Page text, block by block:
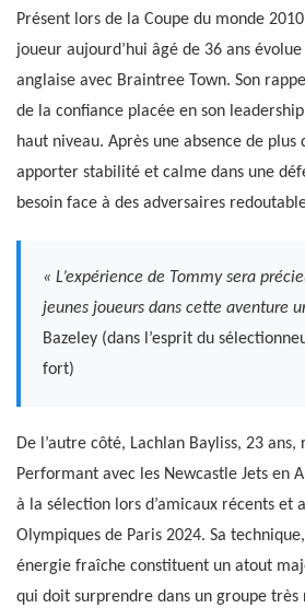
Présent lors de la Coupe du monde
joueur aujourd’hui âgé de 36 ans
anglaise avec Braintree Town. Son
de la confiance placée en son
haut niveau. Après une absence de plus
apporter stabilité et calme dans une
besoin face à des adversaires
« L’expérience de Tommy sera
jeunes joueurs dans cette aventure
Bazeley (dans l’esprit du
fort)
De l’autre côté, Lachlan Bayliss, 23 ans,
Performant avec les Newcastle Jets en
à la sélection lors d’amicaux récents et
Olympiques de Paris 2024. Sa
énergie fraîche constituent un atout
qui doit surprendre dans un groupe très